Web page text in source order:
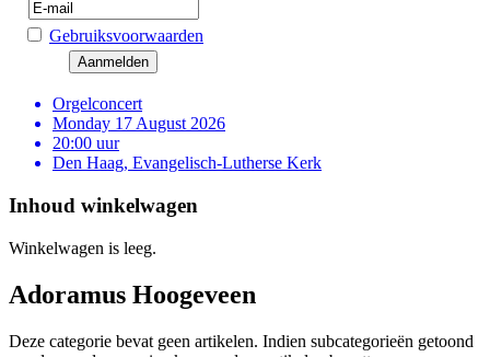
Gebruiksvoorwaarden
Orgelconcert
Monday 17 August 2026
20:00 uur
Den Haag, Evangelisch-Lutherse Kerk
Inhoud winkelwagen
Winkelwagen is leeg.
Adoramus Hoogeveen
Deze categorie bevat geen artikelen. Indien subcategorieën getoond